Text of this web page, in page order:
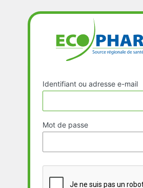
connecter
Identifiant ou adresse e-mail
Mot de passe